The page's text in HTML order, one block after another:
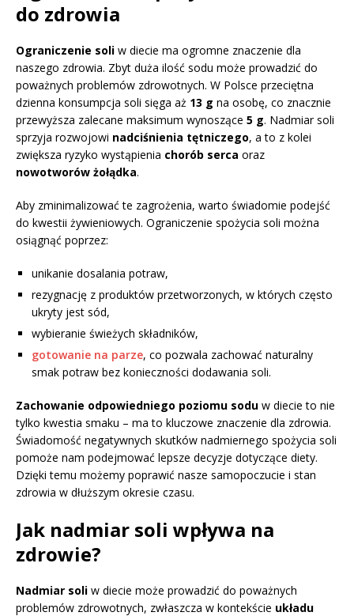
do zdrowia
Ograniczenie soli w diecie ma ogromne znaczenie dla
naszego zdrowia. Zbyt duża ilość sodu może prowadzić do
poważnych problemów zdrowotnych. W Polsce przeciętna
dzienna konsumpcja soli sięga aż 13 g na osobę, co znacznie
przewyższa zalecane maksimum wynoszące 5 g. Nadmiar soli
sprzyja rozwojowi nadciśnienia tętniczego, a to z kolei
zwiększa ryzyko wystąpienia chorób serca oraz
nowotworów żołądka.
Aby zminimalizować te zagrożenia, warto świadomie podejść
do kwestii żywieniowych. Ograniczenie spożycia soli można
osiągnąć poprzez:
unikanie dosalania potraw,
rezygnację z produktów przetworzonych, w których często
ukryty jest sód,
wybieranie świeżych składników,
gotowanie na parze, co pozwala zachować naturalny
smak potraw bez konieczności dodawania soli.
Zachowanie odpowiedniego poziomu sodu w diecie to nie
tylko kwestia smaku – ma to kluczowe znaczenie dla zdrowia.
Świadomość negatywnych skutków nadmiernego spożycia soli
pomoże nam podejmować lepsze decyzje dotyczące diety.
Dzięki temu możemy poprawić nasze samopoczucie i stan
zdrowia w dłuższym okresie czasu.
Jak nadmiar soli wpływa na
zdrowie?
Nadmiar soli w diecie może prowadzić do poważnych
problemów zdrowotnych, zwłaszcza w kontekście układu